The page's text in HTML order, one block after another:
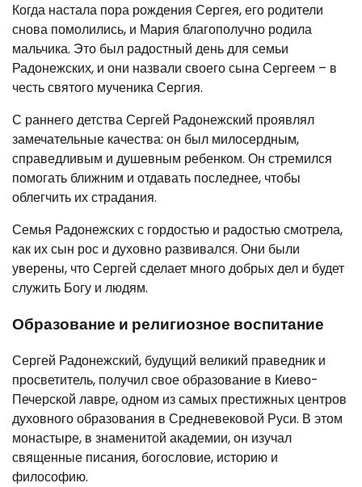
Когда настала пора рождения Сергея, его родители
снова помолились, и Мария благополучно родила
мальчика. Это был радостный день для семьи
Радонежских, и они назвали своего сына Сергеем – в
честь святого мученика Сергия.
С раннего детства Сергей Радонежский проявлял
замечательные качества: он был милосердным,
справедливым и душевным ребенком. Он стремился
помогать ближним и отдавать последнее, чтобы
облегчить их страдания.
Семья Радонежских с гордостью и радостью смотрела,
как их сын рос и духовно развивался. Они были
уверены, что Сергей сделает много добрых дел и будет
служить Богу и людям.
Образование и религиозное воспитание
Сергей Радонежский, будущий великий праведник и
просветитель, получил свое образование в Киево-
Печерской лавре, одном из самых престижных центров
духовного образования в Средневековой Руси. В этом
монастыре, в знаменитой академии, он изучал
священные писания, богословие, историю и
философию.